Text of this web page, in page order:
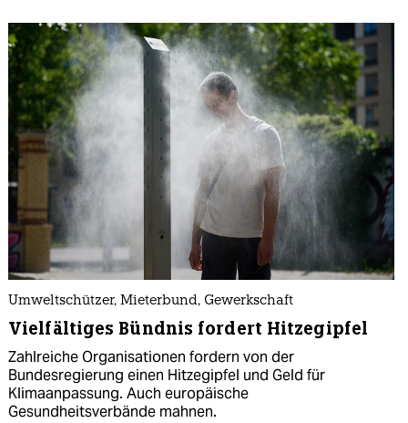
Umweltschützer, Mieterbund, Gewerkschaft
Vielfältiges Bündnis fordert Hitzegipfel
Zahlreiche Organisationen fordern von der
Bundesregierung einen Hitzegipfel und Geld für
Klimaanpassung. Auch europäische
Gesundheitsverbände mahnen.